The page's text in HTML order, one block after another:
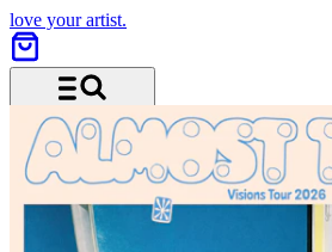
love your artist.
Menu and search